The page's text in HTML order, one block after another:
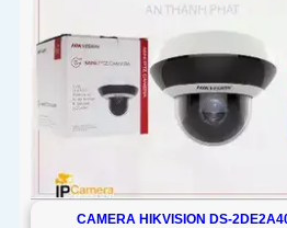
CAMERA HIKVISION DS-